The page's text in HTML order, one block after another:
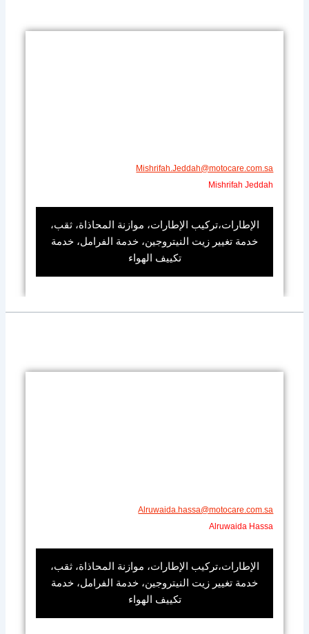
Mishrifah.Jeddah@motocare.com.sa​
Mishrifah Jeddah
الإطارات،تركيب الإطارات، موازنة المحاذاة، ثقب،
خدمة تغيير زيت النيتروجين، خدمة الفرامل، خدمة
تكييف الهواء
Alruwaida.hassa@motocare.com.sa​
Alruwaida Hassa
الإطارات،تركيب الإطارات، موازنة المحاذاة، ثقب،
خدمة تغيير زيت النيتروجين، خدمة الفرامل، خدمة
تكييف الهواء